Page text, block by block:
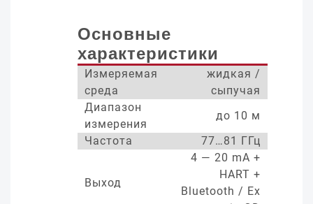
Основные
характеристики
Измеряемая
среда
жидкая /
сыпучая
Диапазон
измерения
до 10 м
Частота
77…81 ГГц
Выход
4 — 20 mA +
HART +
Bluetooth / Ex